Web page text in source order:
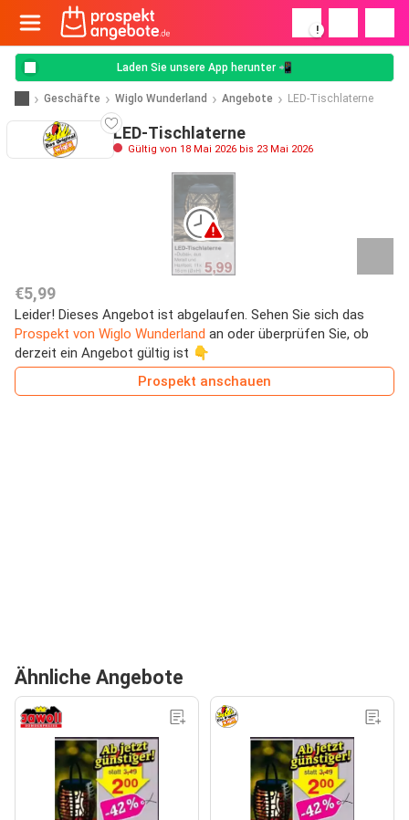
!
Laden Sie unsere App herunter 📲
Geschäfte Wiglo Wunderland Angebote LED-Tischlaterne
LED-Tischlaterne
Gültig von 18 Mai 2026 bis 23 Mai 2026
€5,99
Leider! Dieses Angebot ist abgelaufen. Sehen Sie sich das
Prospekt von Wiglo Wunderland an oder überprüfen Sie, ob
derzeit ein Angebot gültig ist 👇
Prospekt anschauen
Ähnliche Angebote